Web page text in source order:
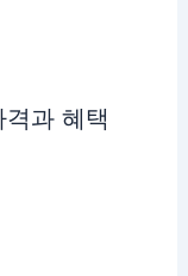
과 혜택